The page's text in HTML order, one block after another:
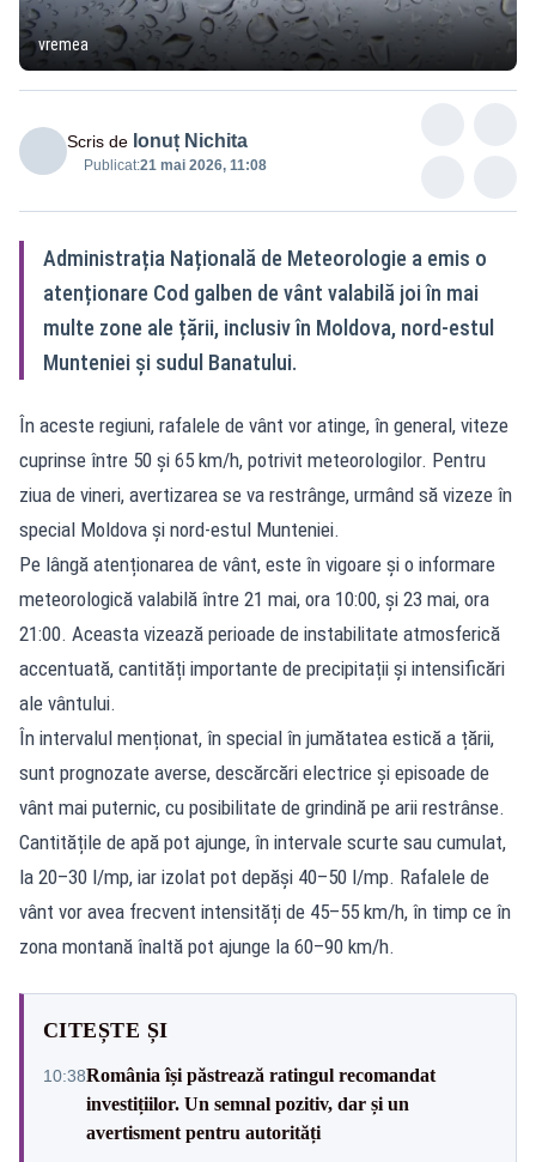
vremea
Scris de Ionuț Nichita
Publicat:21 mai 2026, 11:08
Administrația Națională de Meteorologie a emis o
atenționare Cod galben de vânt valabilă joi în mai
multe zone ale țării, inclusiv în Moldova, nord-estul
Munteniei și sudul Banatului.
În aceste regiuni, rafalele de vânt vor atinge, în general, viteze
cuprinse între 50 și 65 km/h, potrivit meteorologilor. Pentru
ziua de vineri, avertizarea se va restrânge, urmând să vizeze în
special Moldova și nord-estul Munteniei.
Pe lângă atenționarea de vânt, este în vigoare și o informare
meteorologică valabilă între 21 mai, ora 10:00, și 23 mai, ora
21:00. Aceasta vizează perioade de instabilitate atmosferică
accentuată, cantități importante de precipitații și intensificări
ale vântului.
În intervalul menționat, în special în jumătatea estică a țării,
sunt prognozate averse, descărcări electrice și episoade de
vânt mai puternic, cu posibilitate de grindină pe arii restrânse.
Cantitățile de apă pot ajunge, în intervale scurte sau cumulat,
la 20–30 l/mp, iar izolat pot depăși 40–50 l/mp. Rafalele de
vânt vor avea frecvent intensități de 45–55 km/h, în timp ce în
zona montană înaltă pot ajunge la 60–90 km/h.
CITEȘTE ȘI
10:38România își păstrează ratingul recomandat
investițiilor. Un semnal pozitiv, dar și un
avertisment pentru autorități